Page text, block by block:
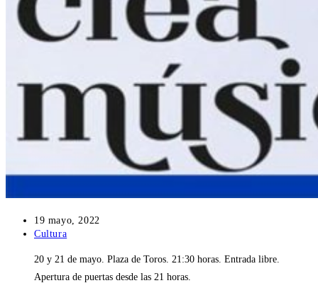
Publicación
de
entrada:
19 mayo, 2022
Categoría
la
entrada:
Cultura
20 y 21 de mayo. Plaza de Toros. 21:30 horas. Entrada libre.
Apertura de puertas desde las 21 horas.